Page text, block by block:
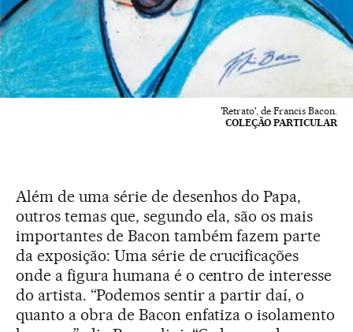
'Retrato', de Francis Bacon.
COLEÇÃO PARTICULAR
Além de uma série de desenhos do Papa,
outros temas que, segundo ela, são os mais
importantes de Bacon também fazem parte
da exposição: Uma série de crucificações
onde a figura humana é o centro de interesse
do artista. “Podemos sentir a partir daí, o
quanto a obra de Bacon enfatiza o isolamento